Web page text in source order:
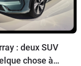
: deux SUV
chose à